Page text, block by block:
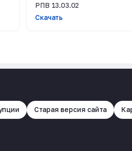
РПВ 13.03.02
Скачать
Старая версия сайта